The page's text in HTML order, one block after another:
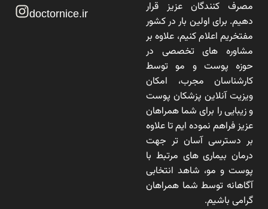
مصرف کنندگان عزیز قرار
دهیم. برای اولین بار در کشور
مفتخریم اعلام کنیم، علاوه بر
مشاوره های تخصصی در
حوزه پوست و مو توسط
کارشناسان مجرب، امکان
ویزیت آنلاین پزشکان پوست
و زیبایی را برای شما همراهان
عزیز فراهم نموده ایم تا علاوه
بر دسترسی آسان تر جهت
درمان بیماری های مرتبط با
پوست و مو، شاهد انتخابی
آگاهانه توسط شما همراهان
گرامی باشیم.
doctornice.ir